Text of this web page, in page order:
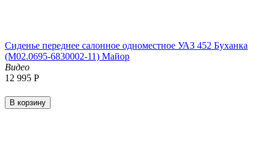
Сиденье переднее салонное одноместное УАЗ 452 Буханка
(М02.0695-6830002-11) Майор
Видео
12 995 Р
В корзину